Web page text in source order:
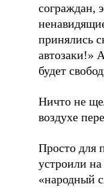
сограждан,
принялись
автозаки!»
будет
Ничто не
воздухе
Просто для
устроили
«народный